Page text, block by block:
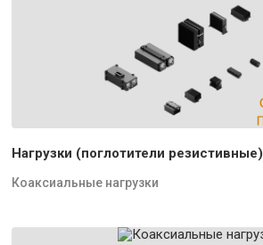
Нагрузки (поглотители резистивные)
Коаксиальные нагрузки